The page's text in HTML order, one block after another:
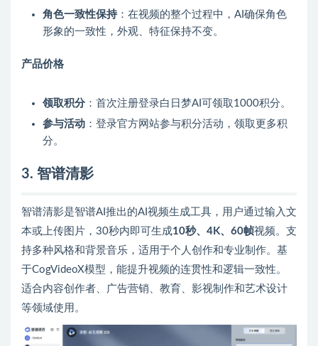
角色一致性保持：在视频的整个过程中，AI确保角色
形象的一致性，外观、特征保持不变。
产品价格
领取积分 ：首次注册登录白日梦AI可领取1000积分。
参与活动 ：登录官方网站参与积分活动，领取更多积
分。
3. 智谱清影
智谱清影是智谱AI推出的AI视频生成工具，用户通过输入文
本或上传图片，30秒内即可生成10秒、4K、60帧视频。支
持多种风格和背景音乐，适用于个人创作和专业制作。基
于CogVideoX模型，能提升视频的连贯性和逻辑一致性。
适合内容创作者、广告营销、教育、影视制作和艺术设计
等领域使用。